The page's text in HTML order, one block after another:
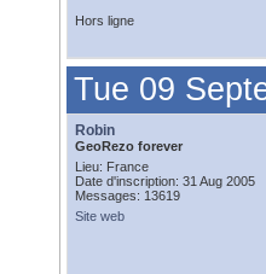
Hors ligne
Tue 09
Robin
GeoRezo forever
Lieu: France
Date d'inscription: 31 Aug 2005
Messages: 13619
Site web